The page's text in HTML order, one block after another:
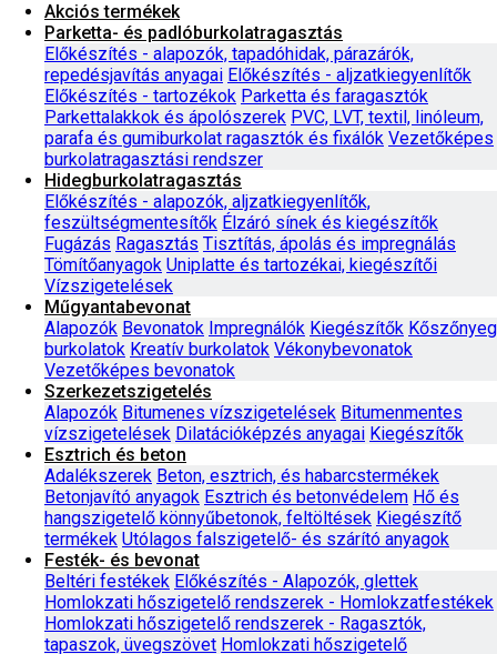
Akciós termékek
Parketta- és padlóburkolatragasztás
Előkészítés - alapozók, tapadóhidak, párazárók,
repedésjavítás anyagai Előkészítés - aljzatkiegyenlítők
Előkészítés - tartozékok Parketta és faragasztók
Parkettalakkok és ápolószerek PVC, LVT, textil, linóleum,
parafa és gumiburkolat ragasztók és fixálók Vezetőképes
burkolatragasztási rendszer
Hidegburkolatragasztás
Előkészítés - alapozók, aljzatkiegyenlítők,
feszültségmentesítők Élzáró sínek és kiegészítők
Fugázás Ragasztás Tisztítás, ápolás és impregnálás
Tömítőanyagok Uniplatte és tartozékai, kiegészítői
Vízszigetelések
Műgyantabevonat
Alapozók Bevonatok Impregnálók Kiegészítők Kőszőnyeg
burkolatok Kreatív burkolatok Vékonybevonatok
Vezetőképes bevonatok
Szerkezetszigetelés
Alapozók Bitumenes vízszigetelések Bitumenmentes
vízszigetelések Dilatációképzés anyagai Kiegészítők
Esztrich és beton
Adalékszerek Beton, esztrich, és habarcstermékek
Betonjavító anyagok Esztrich és betonvédelem Hő és
hangszigetelő könnyűbetonok, feltöltések Kiegészítő
termékek Utólagos falszigetelő- és szárító anyagok
Festék- és bevonat
Beltéri festékek Előkészítés - Alapozók, glettek
Homlokzati hőszigetelő rendszerek - Homlokzatfestékek
Homlokzati hőszigetelő rendszerek - Ragasztók,
tapaszok, üvegszövet Homlokzati hőszigetelő